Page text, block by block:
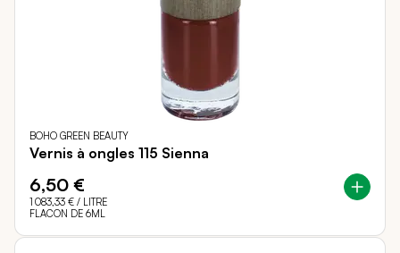
BOHO GREEN BEAUTY
Vernis à ongles 115 Sienna
6,50 €
1 083,33 € / LITRE
FLACON DE 6ML